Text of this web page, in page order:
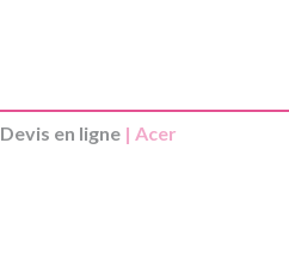
Devis en ligne | Acer